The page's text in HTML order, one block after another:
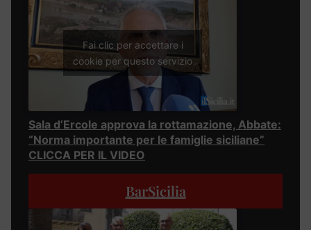
Fai clic per accettare i
cookie per questo servizio
Sala d’Ercole approva la rottamazione, Abbate:
“Norma importante per le famiglie siciliane”
CLICCA PER IL VIDEO
BarSicilia